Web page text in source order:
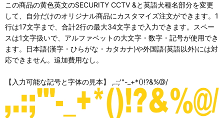
この商品の黄色英文のSECURITY CCTV &と英語犬種名部分を変更
して、自分だけのオリジナル商品にカスタマイズ注文ができます。1
行は17文字まで、合計2行の最大34文字まで入力できます。スペー
スは1文字扱いで、アルファベットの大文字・数字・記号が使用でき
ます。日本語(漢字・ひらがな・カタカナ)や外国語(英語以外)には対
応できません。追加費用なし。
【入力可能な記号と字体の見本】 ,.:;'"-_+*()!?&%@/